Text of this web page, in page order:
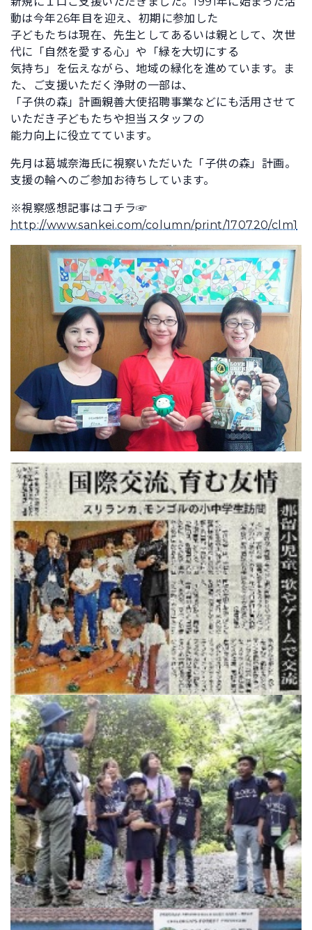
動は今年26年目を迎え、初期に参加した
子どもたちは現在、先生としてあるいは親として、次世
代に「自然を愛する心」や「緑を大切にする
気持ち」を伝えながら、地域の緑化を進めています。ま
た、ご支援いただく浄財の一部は、
「子供の森」計画親善大使招聘事業などにも活用させて
いただき子どもたちや担当スタッフの
能力向上に役立てています。
先月は葛城奈海氏に視察いただいた「子供の森」計画。
支援の輪へのご参加お待ちしています。
※視察感想記事はコチラ☞
http://www.sankei.com/column/print/170720/clm1